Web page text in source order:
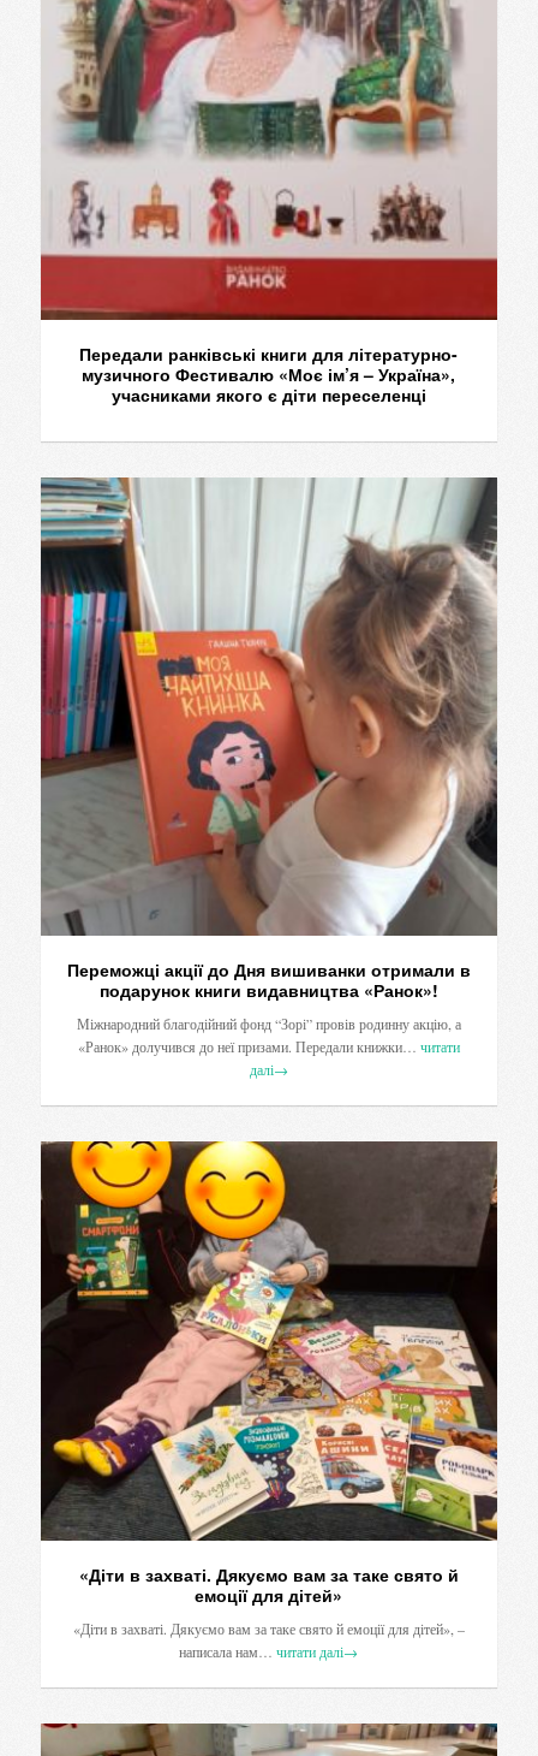
Передали ранківські книги для літературно-
музичного Фестивалю «Моє ім’я – Україна»,
учасниками якого є діти переселенці
Переможці акції до Дня вишиванки отримали в
подарунок книги видавництва «Ранок»!
Міжнародний благодійний фонд “Зорі” провів родинну акцію, а
«Ранок» долучився до неї призами. Передали книжки…
читати
далі→
«Діти в захваті. Дякуємо вам за таке свято й
емоції для дітей»
«Діти в захваті. Дякуємо вам за таке свято й емоції для дітей», –
написала нам…
читати далі→